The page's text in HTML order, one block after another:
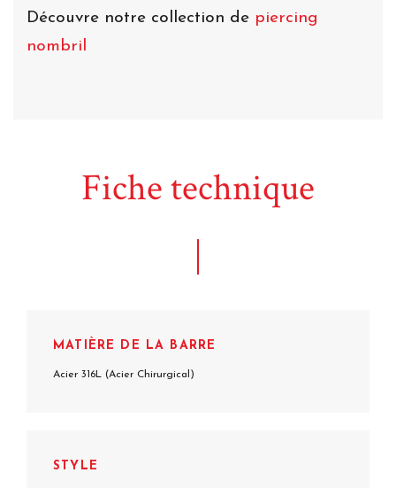
Découvre notre collection de piercing
nombril
Fiche technique
MATIÈRE DE LA BARRE
Acier 316L (Acier Chirurgical)
STYLE